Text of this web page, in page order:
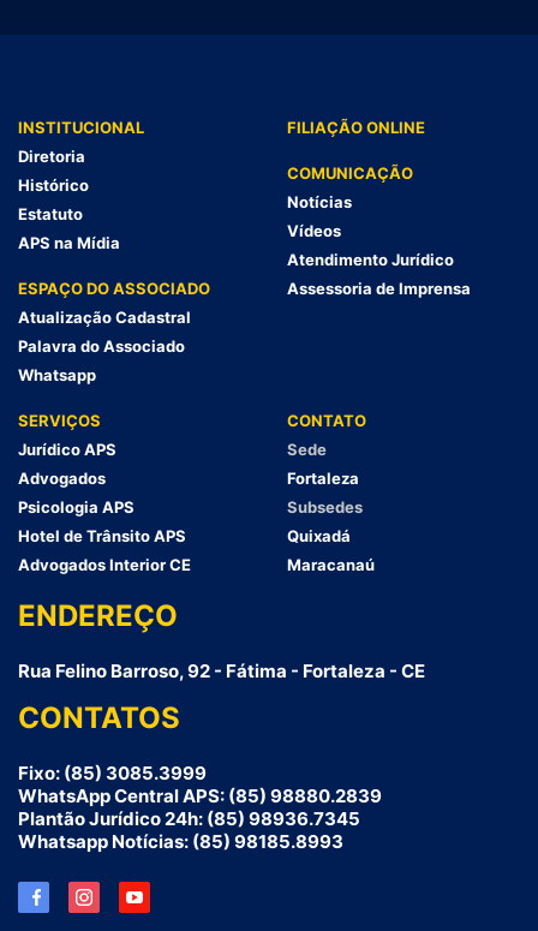
INSTITUCIONAL
Diretoria
Histórico
Estatuto
APS na Mídia
ESPAÇO DO ASSOCIADO
Atualização Cadastral
Palavra do Associado
Whatsapp
FILIAÇÃO ONLINE
COMUNICAÇÃO
Notícias
Vídeos
Atendimento Jurídico
Assessoria de Imprensa
SERVIÇOS
Jurídico APS
Advogados
Psicologia APS
Hotel de Trânsito APS
Advogados Interior CE
CONTATO
Sede
Fortaleza
Subsedes
Quixadá
Maracanaú
ENDEREÇO
Rua Felino Barroso, 92 - Fátima - Fortaleza - CE
CONTATOS
Fixo: (85) 3085.3999
WhatsApp Central APS: (85) 98880.2839
Plantão Jurídico 24h: (85) 98936.7345
Whatsapp Notícias: (85) 98185.8993